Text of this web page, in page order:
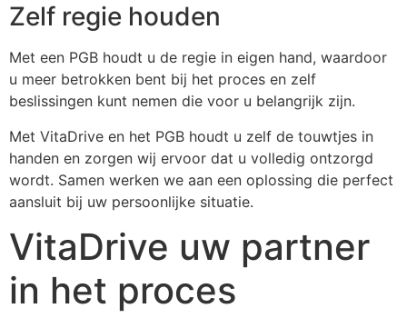
Zelf regie houden
Met een PGB houdt u de regie in eigen hand, waardoor
u meer betrokken bent bij het proces en zelf
beslissingen kunt nemen die voor u belangrijk zijn.
Met VitaDrive en het PGB houdt u zelf de touwtjes in
handen en zorgen wij ervoor dat u volledig ontzorgd
wordt. Samen werken we aan een oplossing die perfect
aansluit bij uw persoonlijke situatie.
VitaDrive uw partner
in het proces